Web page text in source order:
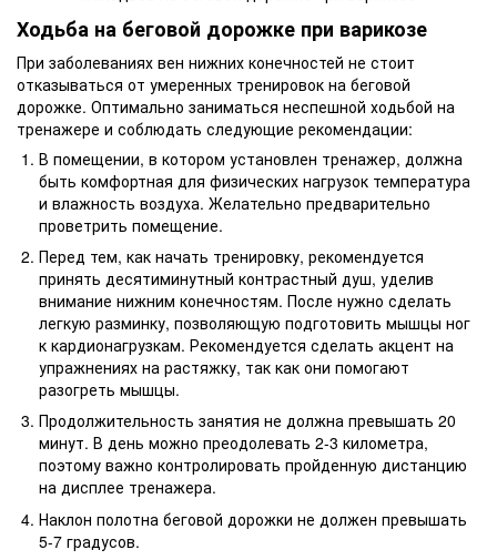
Ходьба на беговой дорожке при варикозе
При заболеваниях вен нижних конечностей не стоит
отказываться от умеренных тренировок на беговой
дорожке. Оптимально заниматься неспешной ходьбой на
тренажере и соблюдать следующие рекомендации:
В помещении, в котором установлен тренажер, должна
быть комфортная для физических нагрузок температура
и влажность воздуха. Желательно предварительно
проветрить помещение.
Перед тем, как начать тренировку, рекомендуется
принять десятиминутный контрастный душ, уделив
внимание нижним конечностям. После нужно сделать
легкую разминку, позволяющую подготовить мышцы ног
к кардионагрузкам. Рекомендуется сделать акцент на
упражнениях на растяжку, так как они помогают
разогреть мышцы.
Продолжительность занятия не должна превышать 20
минут. В день можно преодолевать 2-3 километра,
поэтому важно контролировать пройденную дистанцию
на дисплее тренажера.
Наклон полотна беговой дорожки не должен превышать
5-7 градусов.